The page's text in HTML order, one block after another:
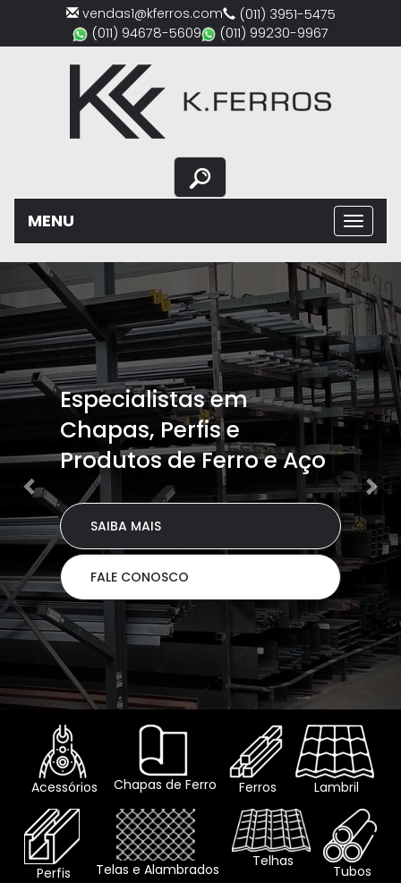
vendas1@kferros.com
(011) 3951-5475
(011) 94678-5609
(011) 99230-9967
MENU
Especialistas em
Chapas, Perfis e
Produtos de Ferro e Aço
SAIBA MAIS
FALE CONOSCO
Previous
Acessórios Chapas de Ferro Ferros Lambril
Perfis Telas e Alambrados
Telhas
Tubos